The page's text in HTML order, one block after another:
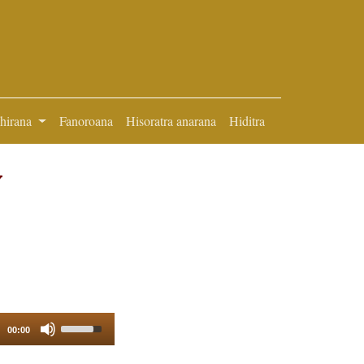
Fanoroana Hisoratra anarana Hiditra
00:00